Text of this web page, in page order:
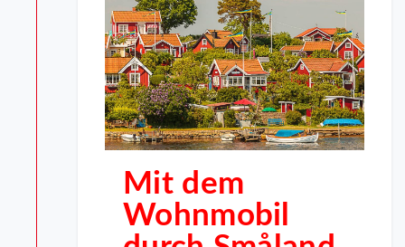
Mit dem
Wohnmobil